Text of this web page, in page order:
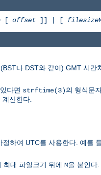
[ offset ]] | [ filesize
나 DST와 같이) GMT 시간
다면 strftime(3)의 형식문
산한다.
하여 UTC를 사용한다. 예를
최대 파일크기 뒤에 M을 붙인다